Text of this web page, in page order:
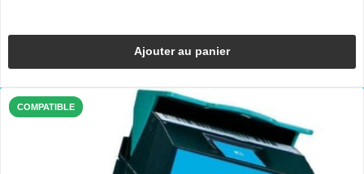
Ajouter au panier
COMPATIBLE